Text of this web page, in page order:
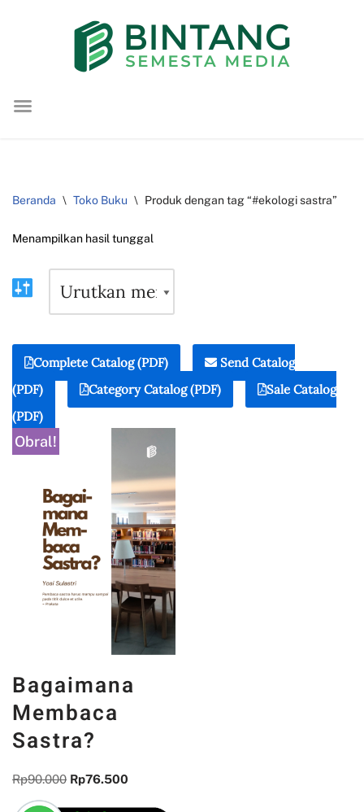
konten
Beranda \ Toko Buku \ Produk dengan tag “#ekologi sastra”
Menampilkan hasil tunggal
Complete Catalog (PDF)
Send Catalog
(PDF)
Category Catalog (PDF)
Sale Catalog
(PDF)
Obral!
Bagaimana
Membaca
Sastra?
Rp90.000 Rp76.500